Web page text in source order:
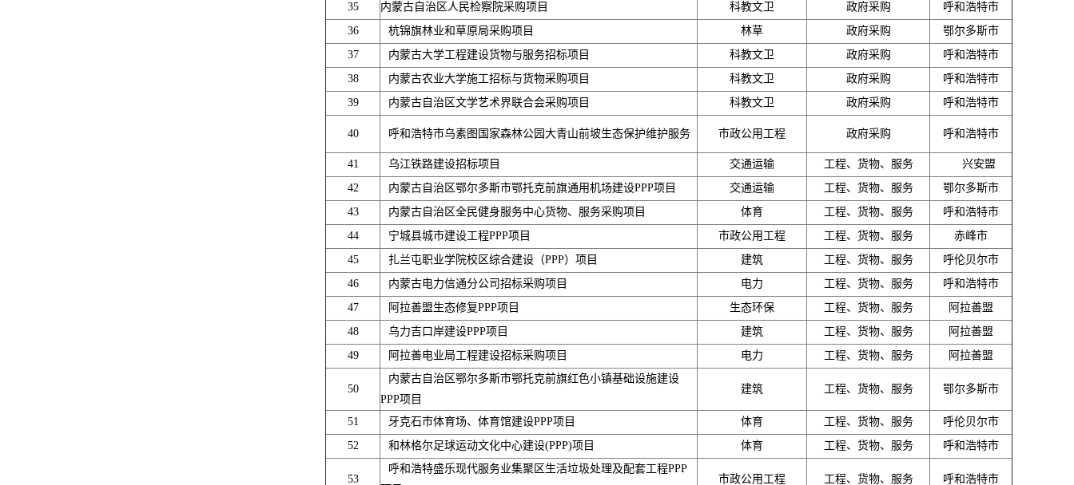
35
内蒙古自治区人民检察院采购项目 科教文卫 政府采购
呼和浩特市
36
杭锦旗林业和草原局采购项目 林草 政府采购
鄂尔多斯市
37
内蒙古大学工程建设货物与服务招标项目 科教文卫 政府采购
呼和浩特市
38
内蒙古农业大学施工招标与货物采购项目 科教文卫 政府采购
呼和浩特市
39
内蒙古自治区文学艺术界联合会采购项目 科教文卫 政府采购 呼和浩特市
40 呼和浩特市乌素图国家森林公园大青山前坡生态保护维护服务 市政公用工程 政府采购 呼和浩特市
41 乌江铁路建设招标项目 交通运输 工程、货物、服务
兴安盟
42
内蒙古自治区鄂尔多斯市鄂托克前旗通用机场建设PPP项目 交通运输 工程、货物、服务
鄂尔多斯市
43
内蒙古自治区全民健身服务中心货物、服务采购项目 体育 工程、货物、服务
呼和浩特市
44
宁城县城市建设工程PPP项目 市政公用工程 工程、货物、服务
赤峰市
45
扎兰屯职业学院校区综合建设（PPP）项目 建筑 工程、货物、服务
呼伦贝尔市
46
内蒙古电力信通分公司招标采购项目 电力 工程、货物、服务
呼和浩特市
47
阿拉善盟生态修复PPP项目 生态环保 工程、货物、服务
阿拉善盟
48
乌力吉口岸建设PPP项目 建筑 工程、货物、服务
阿拉善盟
49
阿拉善电业局工程建设招标采购项目 电力 工程、货物、服务 阿拉善盟
50
内蒙古自治区鄂尔多斯市鄂托克前旗红色小镇基础设施建设
PPP项目
建筑 工程、货物、服务 鄂尔多斯市
51 牙克石市体育场、体育馆建设PPP项目 体育 工程、货物、服务
呼伦贝尔市
52
和林格尔足球运动文化中心建设(PPP)项目 体育 工程、货物、服务 呼和浩特市
53
呼和浩特盛乐现代服务业集聚区生活垃圾处理及配套工程PPP
市政公用工程 工程、货物、服务 呼和浩特市